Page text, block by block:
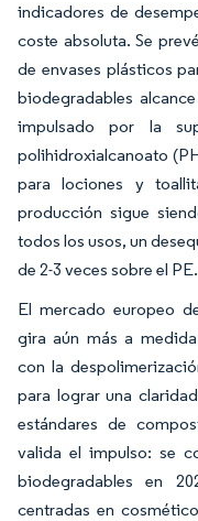
indicadores de
coste absoluta. Se
de envases plásticos
biodegradables
impulsado por la
polihidroxialcanoato
para lociones y
producción sigue
todos los usos, un
de 2-3 veces sobre el PE.
El mercado europeo
gira aún más a
con la
para lograr una
estándares de
valida el impulso: se
biodegradables en
centradas en